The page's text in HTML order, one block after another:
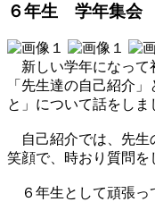
６年生 学年集会
新しい学年になって
「先生達の自己紹介
と」について話をしま
自己紹介では、先生
笑顔で、時おり質問を
６年生として頑張っ